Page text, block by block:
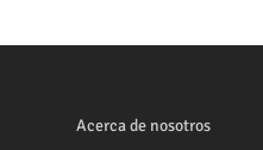
Acerca de nosotros